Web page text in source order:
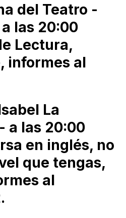
del Teatro -
las 20:00
Lectura,
informes al
La
a las 20:00
en inglés, no
que tengas,
al